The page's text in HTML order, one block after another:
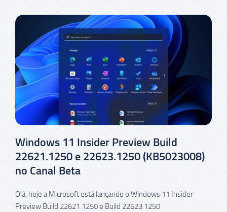
Windows 11 Insider Preview Build
22621.1250 e 22623.1250 (KB5023008)
no Canal Beta
Olá, hoje a Microsoft está lançando o Windows 11 Insider
Preview Build 22621.1250 e Build 22623.1250